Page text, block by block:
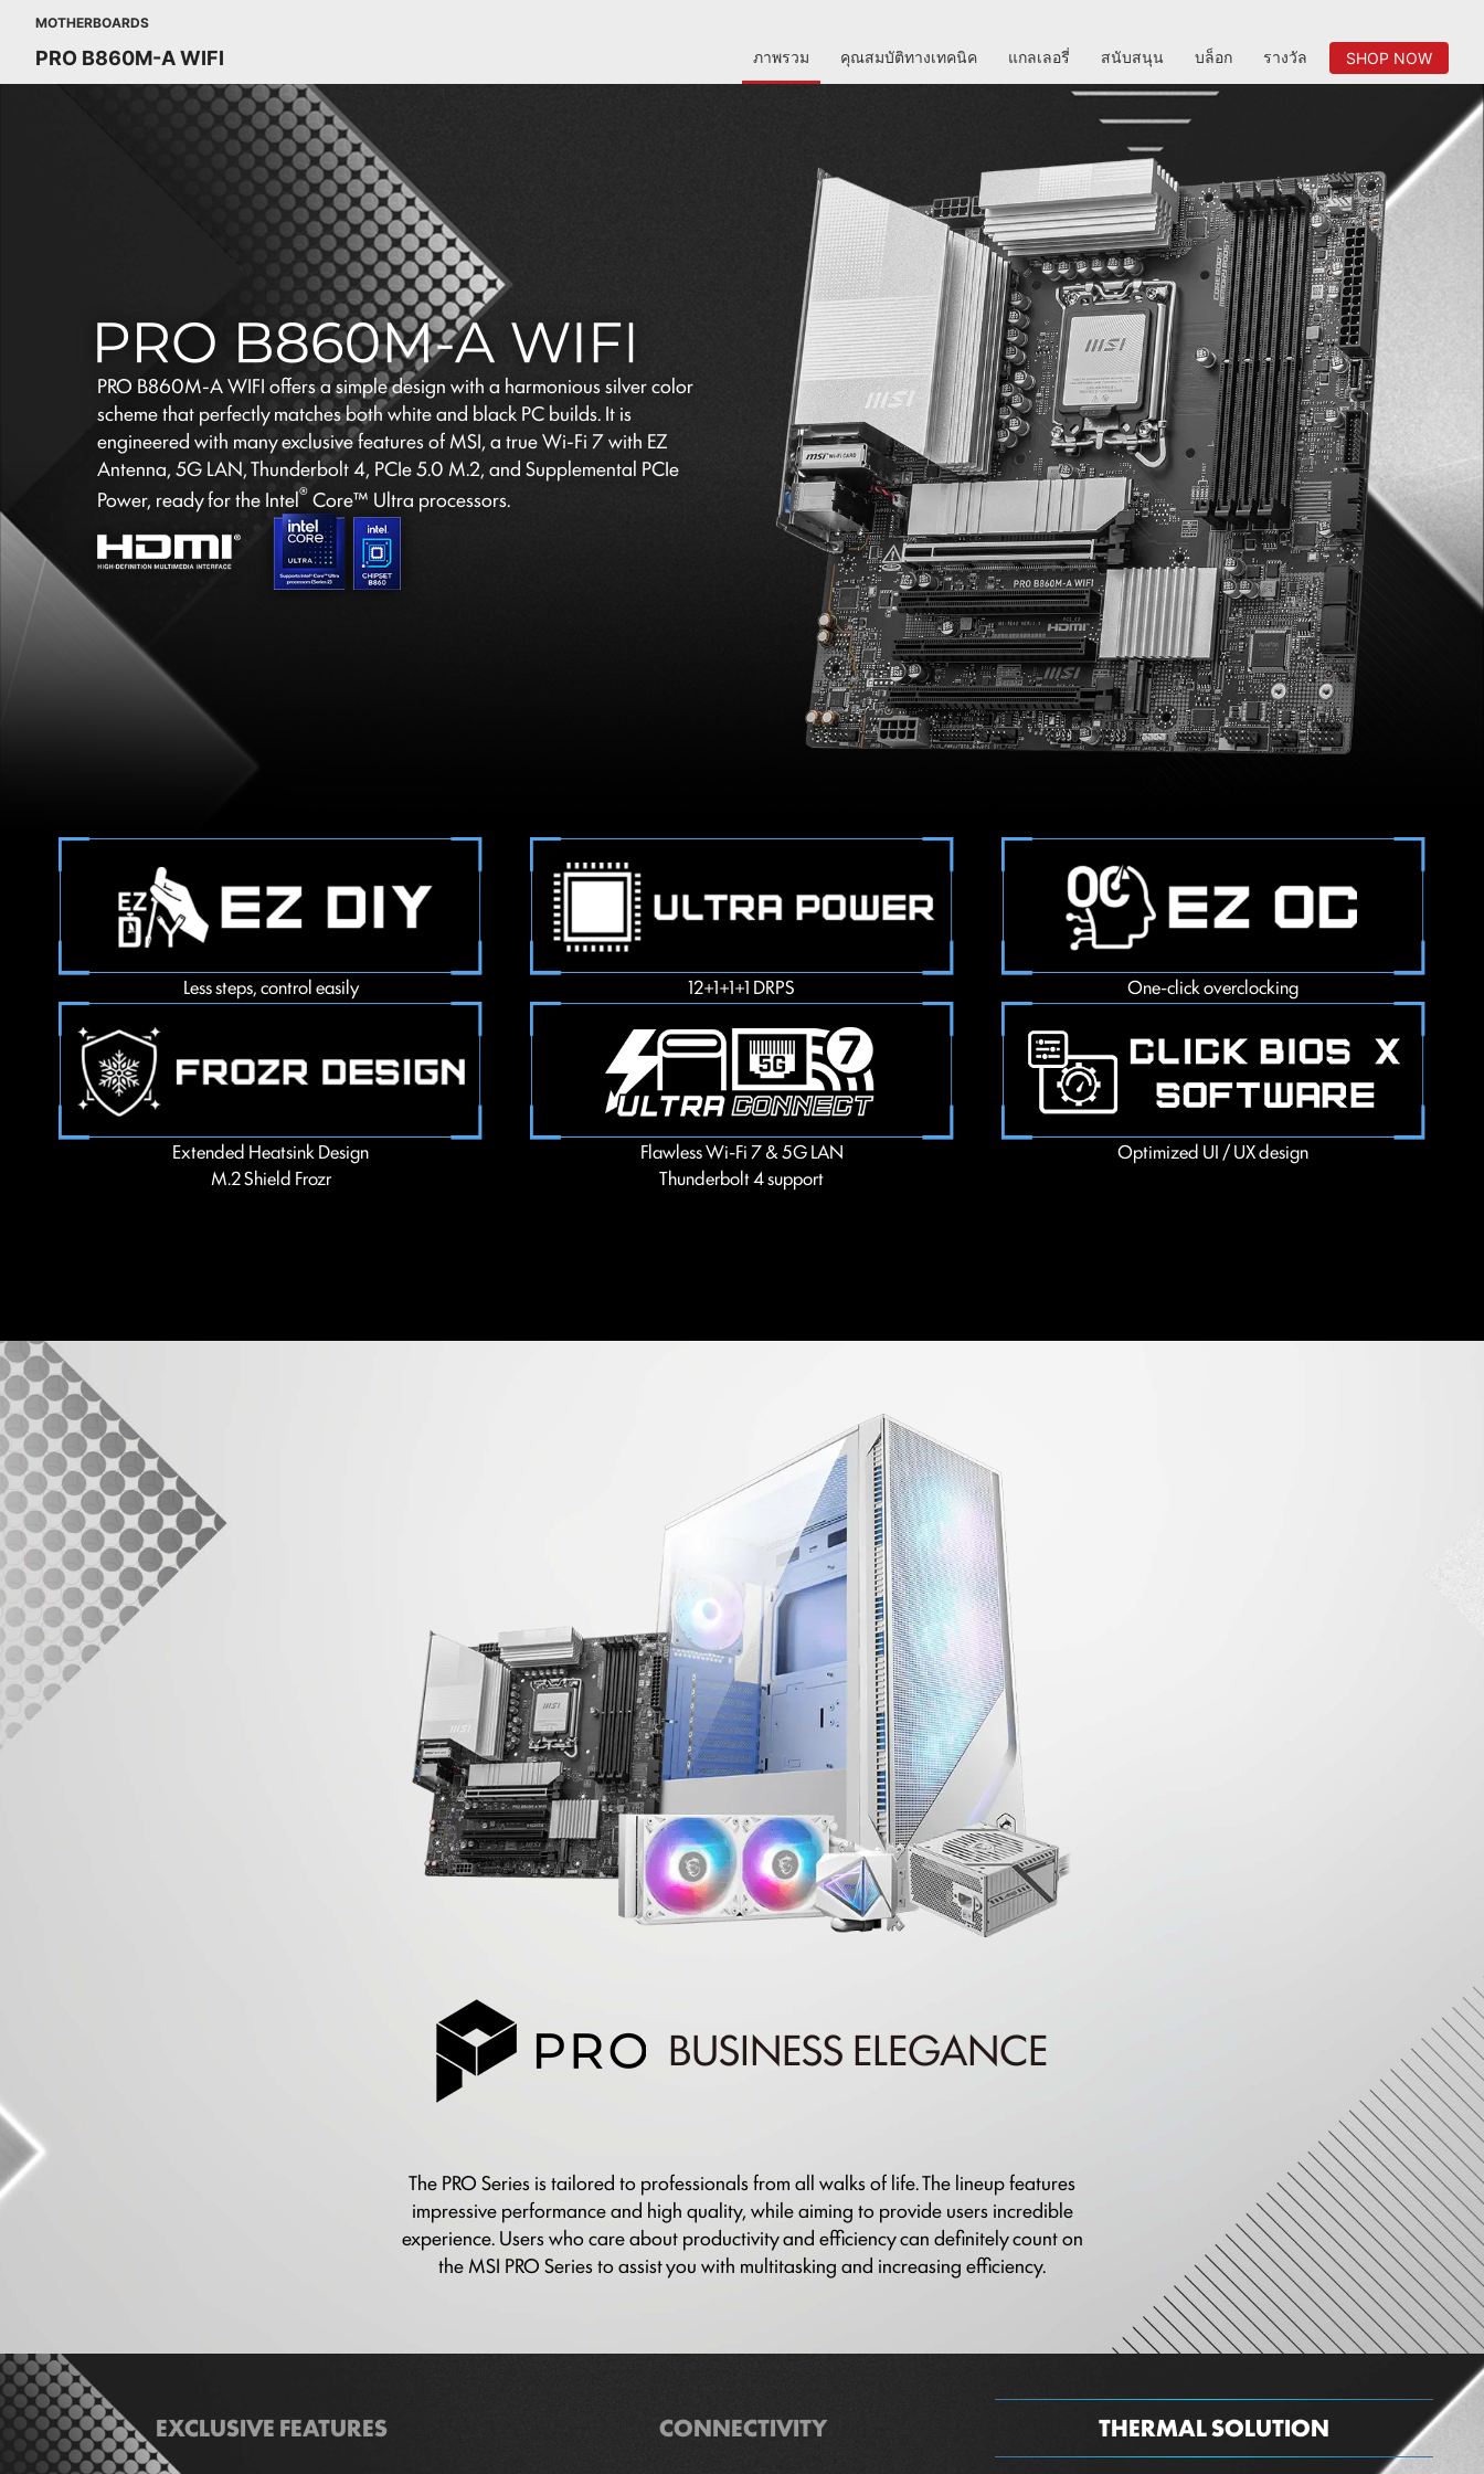
MOTHERBOARDS
PRO B860M-A WIFI ภาพรวม คุณสมบัติทางเทคนิค แกลเลอรี่ สนับสนุน บล็อก รางวัล SHOP NOW
PRO B860M-A WIFI offers a simple design with a harmonious silver color
scheme that perfectly matches both white and black PC builds. It is
engineered with many exclusive features of MSI, a true Wi-Fi 7 with EZ
Antenna, 5G LAN, Thunderbolt 4, PCIe 5.0 M.2, and Supplemental PCIe
Power, ready for the Intel®Core™ Ultra processors.
Less steps, control easily 12+1+1+1 DRPS One-click overclocking
Extended Heatsink Design
M.2 Shield Frozr
Flawless Wi-Fi 7 & 5G LAN
Thunderbolt 4 support
Optimized UI / UX design
BUSINESS ELEGANCE
The PRO Series is tailored to professionals from all walks of life. The lineup features
impressive performance and high quality, while aiming to provide users incredible
experience. Users who care about productivity and efficiency can definitely count on
the MSI PRO Series to assist you with multitasking and increasing efficiency.
EXCLUSIVE FEATURES CONNECTIVITY THERMAL SOLUTION